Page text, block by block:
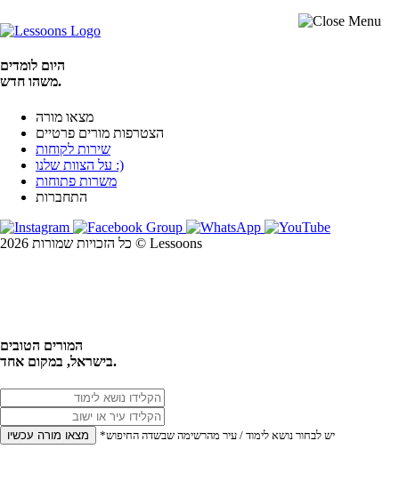
היום לומדים
משהו חדש.
מצאו מורה
הצטרפות מורים פרטיים
שירות לקוחות
על הצוות שלנו :)
משרות פתוחות
התחברות
כל הזכויות שמורות 2026 © Lessoons
המורים הטובים
בישראל, במקום אחד.
מצאו מורה עכשיו *יש לבחור נושא לימוד / עיר מהרשימה שבשדה החיפוש